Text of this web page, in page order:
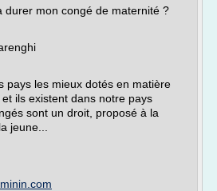
durer mon congé de maternité ?
pays les mieux dotés en matière
ils existent dans notre pays
sont un droit, proposé à la
jeune...